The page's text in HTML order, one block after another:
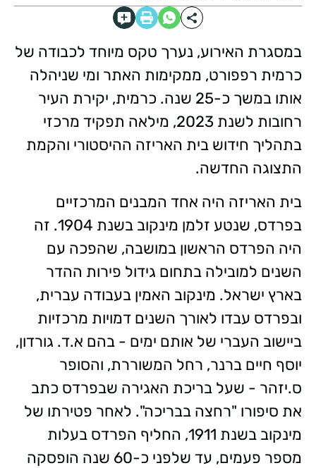
במסגרת האירוע, נערך טקס מיוחד לכבודה של
כרמית רפפורט, ממקימות האתר ומי שניהלה
אותו במשך כ-25 שנה. כרמית, יקירת העיר
רחובות לשנת 2023, מילאה תפקיד מרכזי
בתהליך חידוש בית האריזה ההיסטורי והקמת
התצוגה החדשה.
בית האריזה היה אחד המבנים המרכזיים
בפרדס, שנטע זלמן מינקוב בשנת 1904. זה
היה הפרדס הראשון במושבה, שהפכה עם
השנים למובילה בתחום גידול פירות ההדר
בארץ ישראל. מינקוב האמין בעבודה עברית,
ובפרדס עבדו לאורך השנים דמויות מרכזיות
ביישוב העברי של אותם ימים - בהם א.ד. גורדון,
יוסף חיים ברנר, רחל המשוררת, והסופר
ס.יזהר - שעל בריכת האגירה שבפרדס כתב
את סיפורו "רחצה בבריכה". לאחר פטירתו של
מינקוב בשנת 1911, החליף הפרדס בעלות
מספר פעמים, עד שלפני כ-60 שנה הופסקה